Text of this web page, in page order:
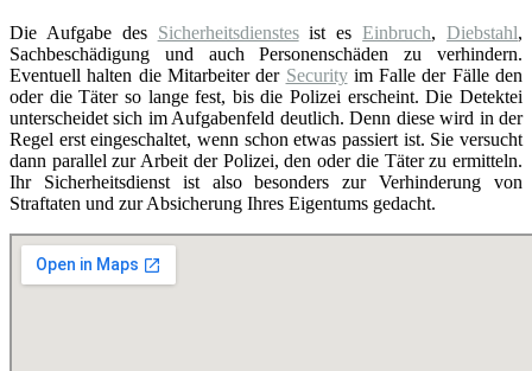
Die Aufgabe des Sicherheitsdienstesist esEinbruch,Diebstahl,
Sachbeschädigung und auch Personenschäden zu verhindern.
Eventuell halten die Mitarbeiter der Securityim Falle der Fälle den
oder die Täter so lange fest, bis die Polizei erscheint. Die Detektei
unterscheidet sich im Aufgabenfeld deutlich. Denn diese wird in der
Regel erst eingeschaltet, wenn schon etwas passiert ist. Sie versucht
dann parallel zur Arbeit der Polizei, den oder die Täter zu ermitteln.
Ihr Sicherheitsdienst ist also besonders zur Verhinderung von
Straftaten und zur Absicherung Ihres Eigentums gedacht.